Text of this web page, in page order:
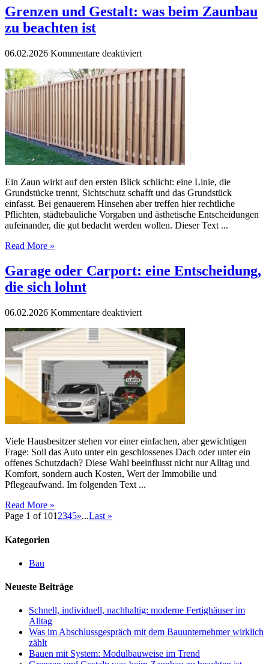
Grenzen und Gestalt: was beim Zaunbau
zu beachten ist
06.02.2026 Kommentare deaktiviertfür
und
Gestalt:
was
beim
Zaunbau
zu
beachten
Ein Zaun wirkt auf den ersten Blick schlicht: eine Linie, die
Grundstücke trennt, Sichtschutz schafft und das Grundstück
einfasst. Bei genauerem Hinsehen aber treffen hier rechtliche
Pflichten, städtebauliche Vorgaben und ästhetische Entscheidungen
aufeinander, die gut bedacht werden wollen. Dieser Text ...
Read More »
Garage oder Carport: eine Entscheidung,
die sich lohnt
06.02.2026 Kommentare deaktiviertfür
oder
Carport:
eine
Entscheidung,
die
sich
lohnt
Viele Hausbesitzer stehen vor einer einfachen, aber gewichtigen
Frage: Soll das Auto unter ein geschlossenes Dach oder unter ein
offenes Schutzdach? Diese Wahl beeinflusst nicht nur Alltag und
Komfort, sondern auch Kosten, Wert der Immobilie und
Pflegeaufwand. Im folgenden Text ...
Read More »
Page 1 of 101 2345»...Last »
Kategorien
Bau
Neueste Beiträge
Schnell, individuell, nachhaltig: moderne Fertighäuser im
Alltag
Was im Abschlussgespräch mit dem Bauunternehmer wirklich
zählt
Bauen mit System: Modulbauweise im Trend